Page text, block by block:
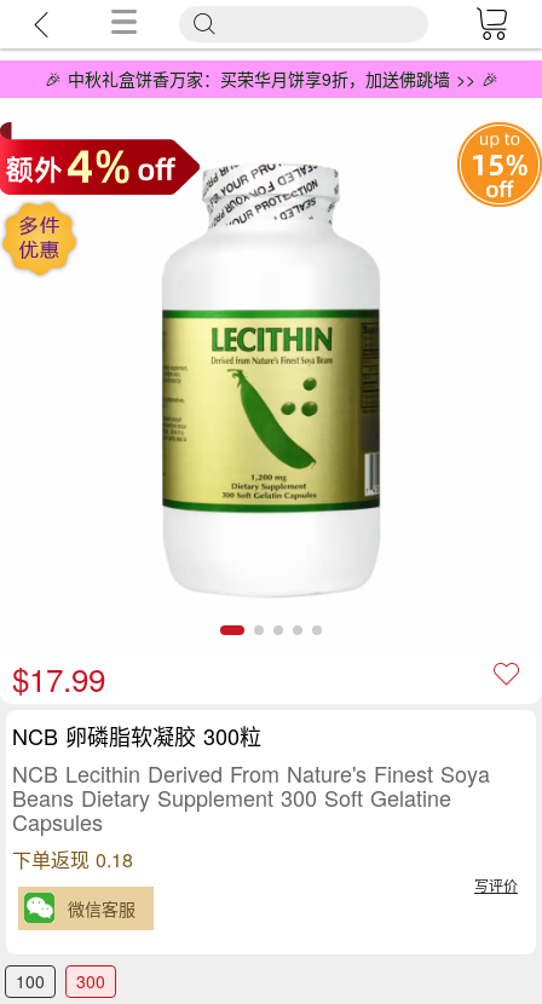
🎉 中秋礼盒饼香万家：买荣华月饼享9折，加送佛跳墙 >> 🎉
$17.99
NCB 卵磷脂软凝胶 300粒
NCB Lecithin Derived From Nature's Finest Soya
Beans Dietary Supplement 300 Soft Gelatine
Capsules
下单返现 0.18
写评价
微信客服
100 300